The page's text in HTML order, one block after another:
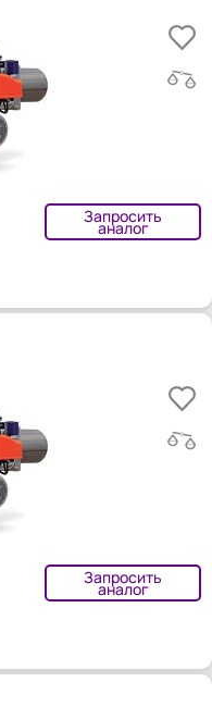
Запросить
аналог
Запросить
аналог